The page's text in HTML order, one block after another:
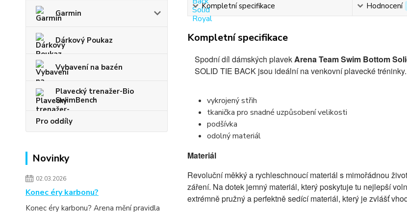
Garmin
Dárkový Poukaz
Vybavení na bazén
Plavecký trenažer-Bio
SwimBench
Pro oddíly
Novinky
02.03.2026
Konec éry karbonu?
Konec éry karbonu? Arena mění pravidla
Kompletní specifikace Hodnocení
Kompletní specifikace
Spodní díl dámských plavekArena Team Swim Bottom
SOLID TIE BACK jsou ideální na venkovní plavecké tréninky.
vykrojený střih
tkanička pro snadné uzpůsobení velikosti
podšívka
odolný materiál
Materiál
Revoluční měkký a rychleschnoucí materiál s mimořádnou
záření. Na dotek jemný materiál, který poskytuje tu nejlepší
extrémně pružný a perfektně sedící materiál, který je zvlášť